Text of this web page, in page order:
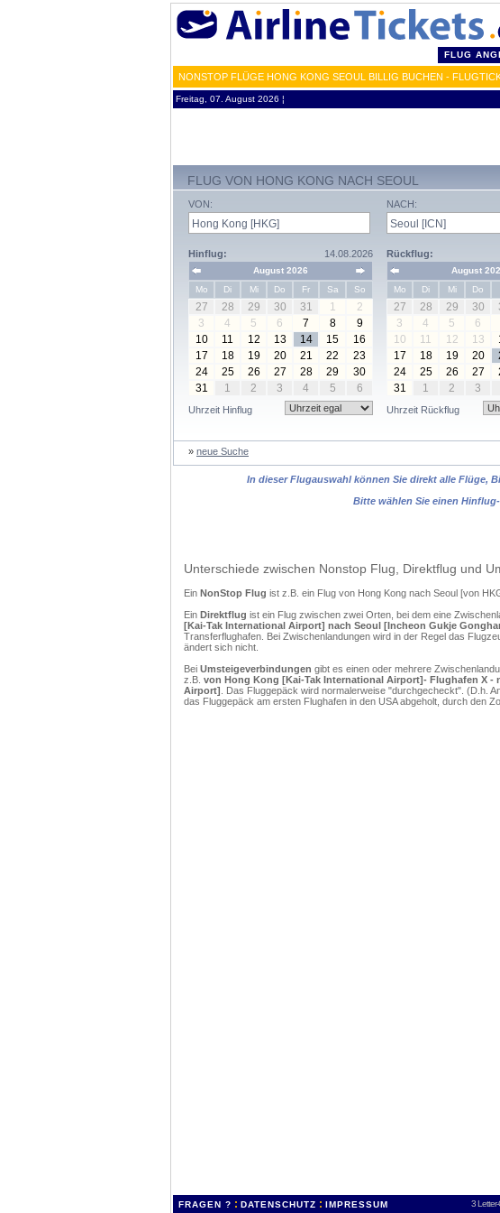
FLUG
NONSTOP FLÜGE HONG KONG SEOUL BILLIG BUCHEN -
Freitag, 07. August 2026 ¦
FLUG VON HONG KONG NACH SEOUL
VON:
Hinflug: 14.08.2026
August 2026
Mo
Di Mi Do Fr Sa So
27 28 29 30 31 1
2
3
4 5 6 7 8
9
10
11 12 13 14 15
16
17
18 19 20 21 22
23
24
25 26 27 28 29
30
31
1 2 3 4 5 6
Uhrzeit Hinflug
NACH:
Rückflug:
August
Mo
Di Mi Do
27 28 29 30
3
4 5 6
10
11 12 13
17
18 19 20
24
25 26 27
31
1 2 3
Uhrzeit Rückflug
» neue Suche
In dieser Flugauswahl können Sie direkt alle Flüge,
Bitte wählen Sie einen
Unterschiede zwischen Nonstop Flug, Direktflug und
Ein NonStop Flug ist z.B. ein Flug von Hong Kong nach Seoul [von
Ein Direktflug ist ein Flug zwischen zwei Orten, bei dem eine
[Kai-Tak International Airport] nach Seoul [Incheon Gukje
Transferflughafen. Bei Zwischenlandungen wird in der Regel das
ändert sich nicht.
Bei Umsteigeverbindungen gibt es einen oder mehrere
z.B. von Hong Kong [Kai-Tak International Airport]- Flughafen X
Airport] . Das Fluggepäck wird normalerweise "durchgecheckt". (D.h.
das Fluggepäck am ersten Flughafen in den USA abgeholt, durch den
FRAGEN ? : DATENSCHUTZ : IMPRESSUM 3